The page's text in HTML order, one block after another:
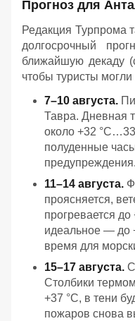
Прогноз для
Редакция Турпрома
долгосрочный
ближайшую декаду
чтобы туристы
7–10 августа.
Тавра. Дневная
около +32
полуденные
предупреждения.
11–14 августа.
проясняется,
прогревается
идеальное — до
время для
15–17 августа.
Столбики
+37 °C, в тени
пожаров снова